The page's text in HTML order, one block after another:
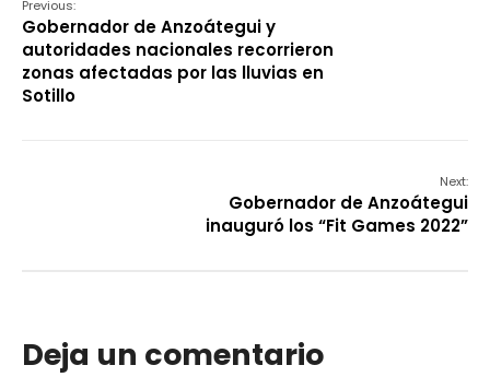
Previous:
Gobernador de Anzoátegui y
autoridades nacionales recorrieron
zonas afectadas por las lluvias en
Sotillo
Next:
Gobernador de Anzoátegui
inauguró los “Fit Games 2022”
Deja un comentario